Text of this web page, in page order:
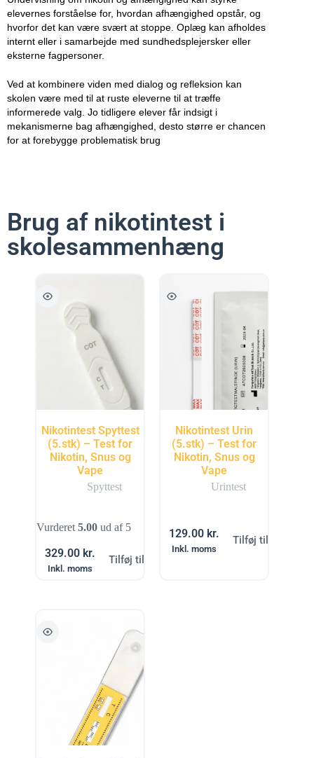
elevernes forståelse for, hvordan afhængighed opstår, og
hvorfor det kan være svært at stoppe. Oplæg kan afholdes
internt eller i samarbejde med sundhedsplejersker eller
eksterne fagpersoner.
Ved at kombinere viden med dialog og refleksion kan
skolen være med til at ruste eleverne til at træffe
informerede valg. Jo tidligere elever får indsigt i
mekanismerne bag afhængighed, desto større er chancen
for at forebygge problematisk brug
Brug af nikotintest i
skolesammenhæng
Nikotintest Spyttest
(5.stk) – Test for
Nikotin, Snus og
Vape
Spyttest
Vurderet 5.00 ud af 5
329.00 kr.
Inkl. moms
Tilføj til kurv
Nikotintest Urin
(5.stk) – Test for
Nikotin, Snus og
Vape
Urintest
129.00 kr.
Inkl. moms
Tilføj til kurv